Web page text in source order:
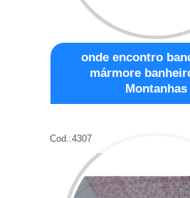
onde encontro
mármore
Montanhas
Cod.:4307